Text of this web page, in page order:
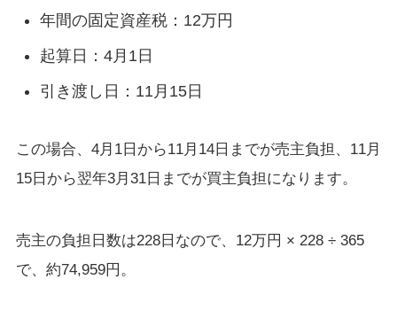
年間の固定資産税：12万円
起算日：4月1日
引き渡し日：11月15日
この場合、4月1日から11月14日までが売主負担、11月
15日から翌年3月31日までが買主負担になります。
売主の負担日数は228日なので、12万円 × 228 ÷ 365
で、約74,959円。